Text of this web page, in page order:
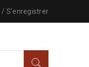
/ S'enregistrer